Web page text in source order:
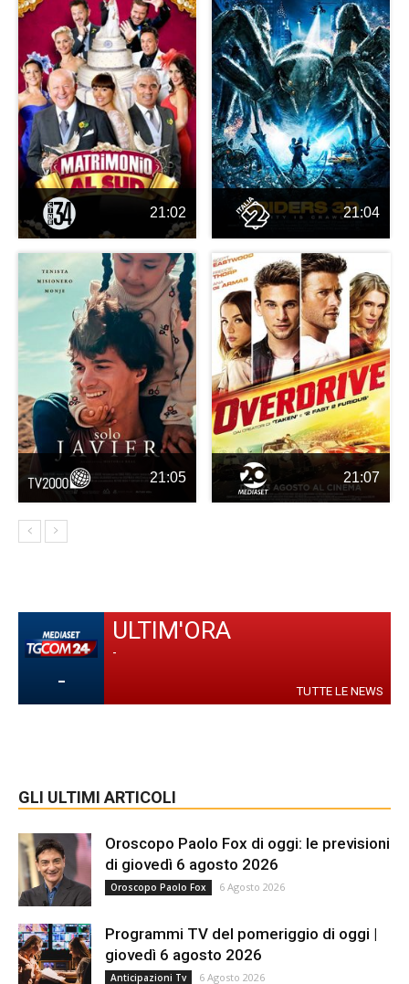
21:02 21:04
21:05 21:07
-
ULTIM'ORA
-
TUTTE LE NEWS
GLI ULTIMI ARTICOLI
Oroscopo Paolo Fox di oggi: le previsioni
di giovedì 6 agosto 2026
Oroscopo Paolo Fox 6 Agosto 2026
Programmi TV del pomeriggio di oggi |
giovedì 6 agosto 2026
Anticipazioni Tv 6 Agosto 2026